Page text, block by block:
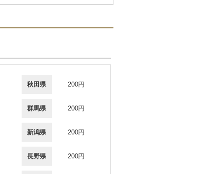
秋田県 200円
群馬県 200円
新潟県 200円
長野県 200円